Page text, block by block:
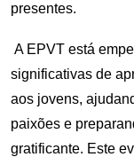
presentes.
A EPVT está
significativas de
aos jovens,
paixões e
gratificante. Este